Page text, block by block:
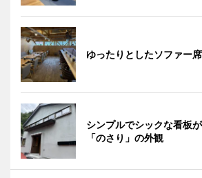
ゆったりとしたソファー
シンプルでシックな看板
「のさり」の外観